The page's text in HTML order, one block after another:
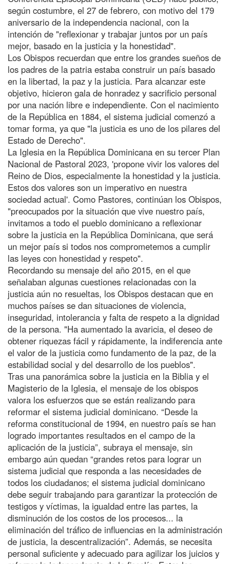
según costumbre, el 27 de febrero, con motivo del 179
aniversario de la independencia nacional, con la
intención de "reflexionar y trabajar juntos por un país
mejor, basado en la justicia y la honestidad".
Los Obispos recuerdan que entre los grandes sueños de
los padres de la patria estaba construir un país basado
en la libertad, la paz y la justicia. Para alcanzar este
objetivo, hicieron gala de honradez y sacrificio personal
por una nación libre e independiente. Con el nacimiento
de la República en 1884, el sistema judicial comenzó a
tomar forma, ya que "la justicia es uno de los pilares del
Estado de Derecho".
La Iglesia en la República Dominicana en su tercer Plan
Nacional de Pastoral 2023, 'propone vivir los valores del
Reino de Dios, especialmente la honestidad y la justicia.
Estos dos valores son un imperativo en nuestra
sociedad actual'. Como Pastores, continúan los Obispos,
"preocupados por la situación que vive nuestro país,
invitamos a todo el pueblo dominicano a reflexionar
sobre la justicia en la República Dominicana, que será
un mejor país si todos nos comprometemos a cumplir
las leyes con honestidad y respeto".
Recordando su mensaje del año 2015, en el que
señalaban algunas cuestiones relacionadas con la
justicia aún no resueltas, los Obispos destacan que en
muchos países se dan situaciones de violencia,
inseguridad, intolerancia y falta de respeto a la dignidad
de la persona. "Ha aumentado la avaricia, el deseo de
obtener riquezas fácil y rápidamente, la indiferencia ante
el valor de la justicia como fundamento de la paz, de la
estabilidad social y del desarrollo de los pueblos".
Tras una panorámica sobre la justicia en la Biblia y el
Magisterio de la Iglesia, el mensaje de los obispos
valora los esfuerzos que se están realizando para
reformar el sistema judicial dominicano. “Desde la
reforma constitucional de 1994, en nuestro país se han
logrado importantes resultados en el campo de la
aplicación de la justicia”, subraya el mensaje, sin
embargo aún quedan “grandes retos para lograr un
sistema judicial que responda a las necesidades de
todos los ciudadanos; el sistema judicial dominicano
debe seguir trabajando para garantizar la protección de
testigos y víctimas, la igualdad entre las partes, la
disminución de los costos de los procesos... la
eliminación del tráfico de influencias en la administración
de justicia, la descentralización”. Además, se necesita
personal suficiente y adecuado para agilizar los juicios y